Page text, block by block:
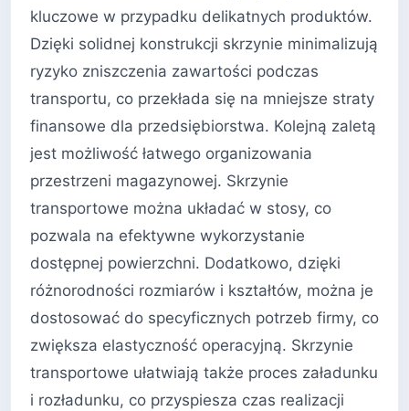
kluczowe w przypadku delikatnych produktów.
Dzięki solidnej konstrukcji skrzynie minimalizują
ryzyko zniszczenia zawartości podczas
transportu, co przekłada się na mniejsze straty
finansowe dla przedsiębiorstwa. Kolejną zaletą
jest możliwość łatwego organizowania
przestrzeni magazynowej. Skrzynie
transportowe można układać w stosy, co
pozwala na efektywne wykorzystanie
dostępnej powierzchni. Dodatkowo, dzięki
różnorodności rozmiarów i kształtów, można je
dostosować do specyficznych potrzeb firmy, co
zwiększa elastyczność operacyjną. Skrzynie
transportowe ułatwiają także proces załadunku
i rozładunku, co przyspiesza czas realizacji